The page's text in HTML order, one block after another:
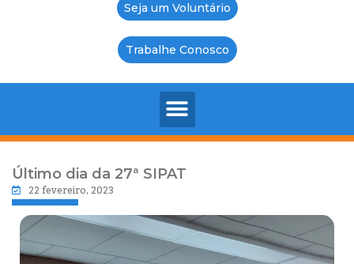
Seja um Voluntário
Trabalhe Conosco
Último dia da 27ª SIPAT
22 fevereiro, 2023